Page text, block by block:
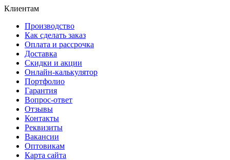
Клиентам
Производство
Как сделать заказ
Оплата и рассрочка
Доставка
Скидки и акции
Онлайн-калькулятор
Портфолио
Гарантия
Вопрос-ответ
Отзывы
Контакты
Реквизиты
Вакансии
Оптовикам
Карта сайта